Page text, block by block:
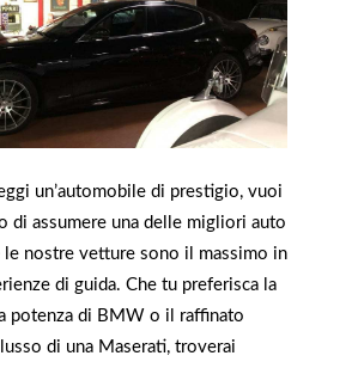
un’automobile di prestigio, vuoi
di assumere una delle migliori auto
nostre vetture sono il massimo in
di guida. Che tu preferisca la
potenza di BMW o il raffinato
di una Maserati, troverai